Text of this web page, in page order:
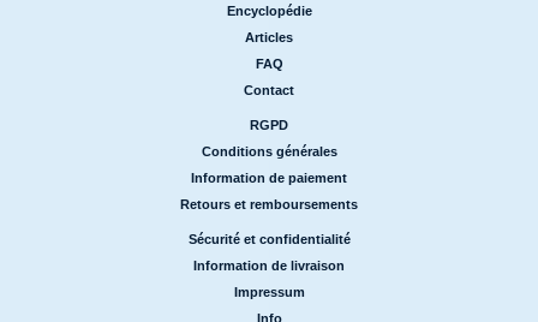
Encyclopédie
Articles
FAQ
Contact
RGPD
Conditions générales
Information de paiement
Retours et remboursements
Sécurité et confidentialité
Information de livraison
Impressum
Info